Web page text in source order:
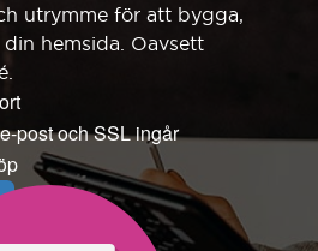
utrymme för att bygga,
hemsida. Oavsett
post och SSL ingår